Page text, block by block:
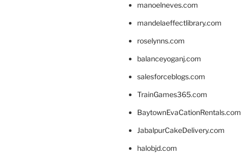
manoelneves.com
mandelaeffectlibrary.com
roselynns.com
balanceyoganj.com
salesforceblogs.com
TrainGames365.com
BaytownEvaCationRentals.com
JabalpurCakeDelivery.com
halobjd.com